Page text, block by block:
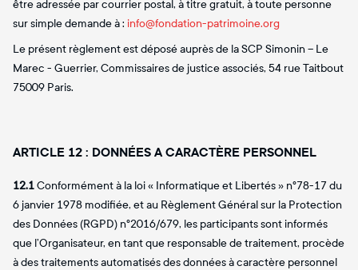
être adressée par courrier postal, à titre gratuit, à toute personne
sur simple demande à : info@fondation-patrimoine.org
Le présent règlement est déposé auprès de la SCP Simonin – Le
Marec - Guerrier, Commissaires de justice associés, 54 rue Taitbout
75009 Paris.
ARTICLE 12 : DONNÉES A CARACTÈRE PERSONNEL
12.1Conformément à la loi « Informatique et Libertés » n°78-17 du
6 janvier 1978 modifiée, et au Règlement Général sur la Protection
des Données (RGPD) n°2016/679, les participants sont informés
que l’Organisateur, en tant que responsable de traitement, procède
à des traitements automatisés des données à caractère personnel